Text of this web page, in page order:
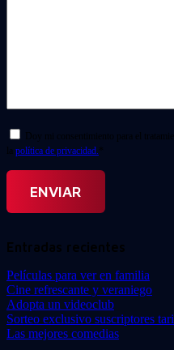
Doy mi consentimiento para el
la política de privacidad. *
Entradas recientes
Películas para ver en familia
Cine refrescante y veraniego
Adopta un videoclub
Sorteo exclusivo suscriptores
Las mejores comedias